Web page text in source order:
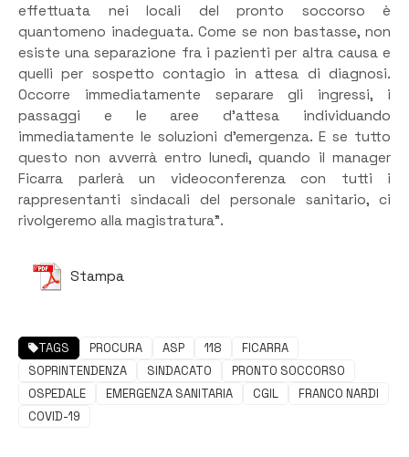
effettuata nei locali del pronto soccorso è
quantomeno inadeguata. Come se non bastasse, non
esiste una separazione fra i pazienti per altra causa e
quelli per sospetto contagio in attesa di diagnosi.
Occorre immediatamente separare gli ingressi, i
passaggi e le aree d’attesa individuando
immediatamente le soluzioni d’emergenza. E se tutto
questo non avverrà entro lunedì, quando il manager
Ficarra parlerà un videoconferenza con tutti i
rappresentanti sindacali del personale sanitario, ci
rivolgeremo alla magistratura”.
Stampa
TAGS PROCURA ASP 118
FICARRA
SOPRINTENDENZA
SINDACATO
PRONTO SOCCORSO
OSPEDALE
EMERGENZA SANITARIA CGIL
FRANCO NARDI
COVID-19